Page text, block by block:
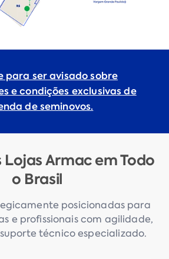
para ser avisado sobre
e condições exclusivas de
de seminovos.
Armac em Todo
o Brasil
posicionadas para
e profissionais com agilidade,
técnico especializado.